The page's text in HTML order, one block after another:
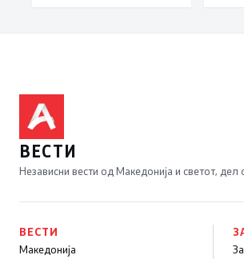
ВЕСТИ
Независни вести од Македонија и светот,
ВЕСТИ
Македонија